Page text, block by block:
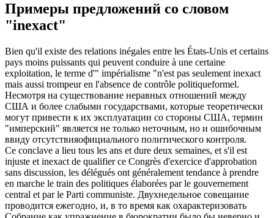
Примеры предложений со словом
"inexact"
Bien qu'il existe des relations inégales entre les États-Unis et certains
pays moins puissants qui peuvent conduire à une certaine
exploitation, le terme d'" impérialisme "n'est pas seulement inexact
mais aussi trompeur en l'absence de contrôle politiqueformel.
Несмотря на существование неравных отношений между
США и более слабыми государствами, которые теоретически
могут привести к их эксплуатации со стороны США, термин
"имперский" является не только неточным, но и ошибочным
ввиду отсутствияофициального политического контроля.
Ce conclave a lieu tous les ans et dure deux semaines, et s'il est
injuste et inexact de qualifier ce Congrès d'exercice d'approbation
sans discussion, les délégués ont généralement tendance à prendre
en marche le train des politiques élaborées par le gouvernement
central et par le Parti communiste. Двухнедельное совещание
проводится ежегодно, и, в то время как охарактеризовать